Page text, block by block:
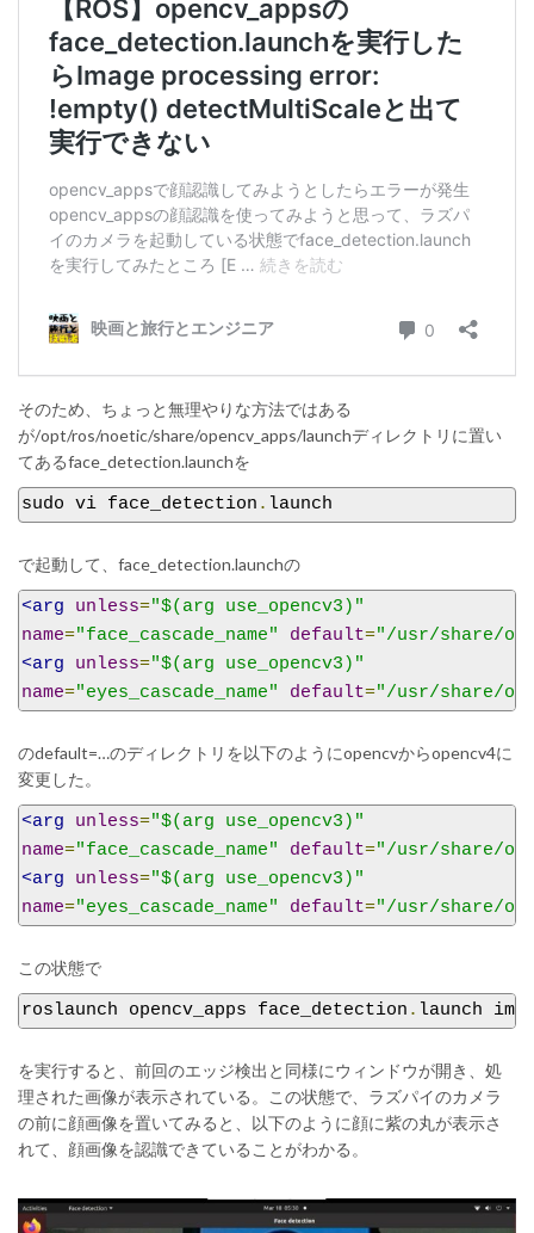
そのため、ちょっと無理やりな方法ではある
が/opt/ros/noetic/share/opencv_apps/launchディレクトリに置い
てあるface_detection.launchを
sudo vi face_detection . launch
で起動して、face_detection.launchの
<arg unless="$(arg use_opencv3)"
name="face_cascade_name" default="/usr/share/
<arg
unless="$(arg use_opencv3)"
name="eyes_cascade_name" default="/usr/share/
のdefault=…のディレクトリを以下のようにopencvからopencv4に
変更した。
<arg unless="$(arg use_opencv3)"
name="face_cascade_name" default="/usr/share/
<arg
unless="$(arg use_opencv3)"
name="eyes_cascade_name" default="/usr/share/
この状態で
roslaunch opencv_apps face_detection . launch
を実行すると、前回のエッジ検出と同様にウィンドウが開き、処
理された画像が表示されている。この状態で、ラズパイのカメラ
の前に顔画像を置いてみると、以下のように顔に紫の丸が表示さ
れて、顔画像を認識できていることがわかる。